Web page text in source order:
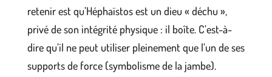
retenir est qu’Héphaïstos est un dieu « déchu »,
privé de son intégrité physique : il boîte. C’est-à-
dire qu’il ne peut utiliser pleinement que l’un de ses
supports de force (symbolisme de la jambe).